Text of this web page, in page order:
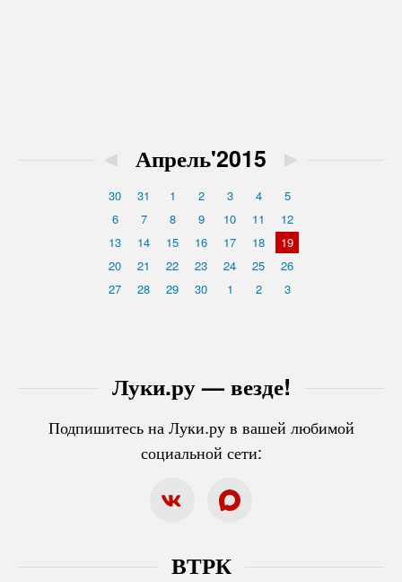
Луки.ру — везде!
Подпишитесь на Луки.ру в вашей любимой
социальной сети:
◄ Апрель'2015 ►
30 31 1 2 3 4
5
6
7 8 9 10 11
12
13
14 15 16 17 18
19
20
21 22 23 24 25
26
27
28 29 30 1 2 3
ВТРК